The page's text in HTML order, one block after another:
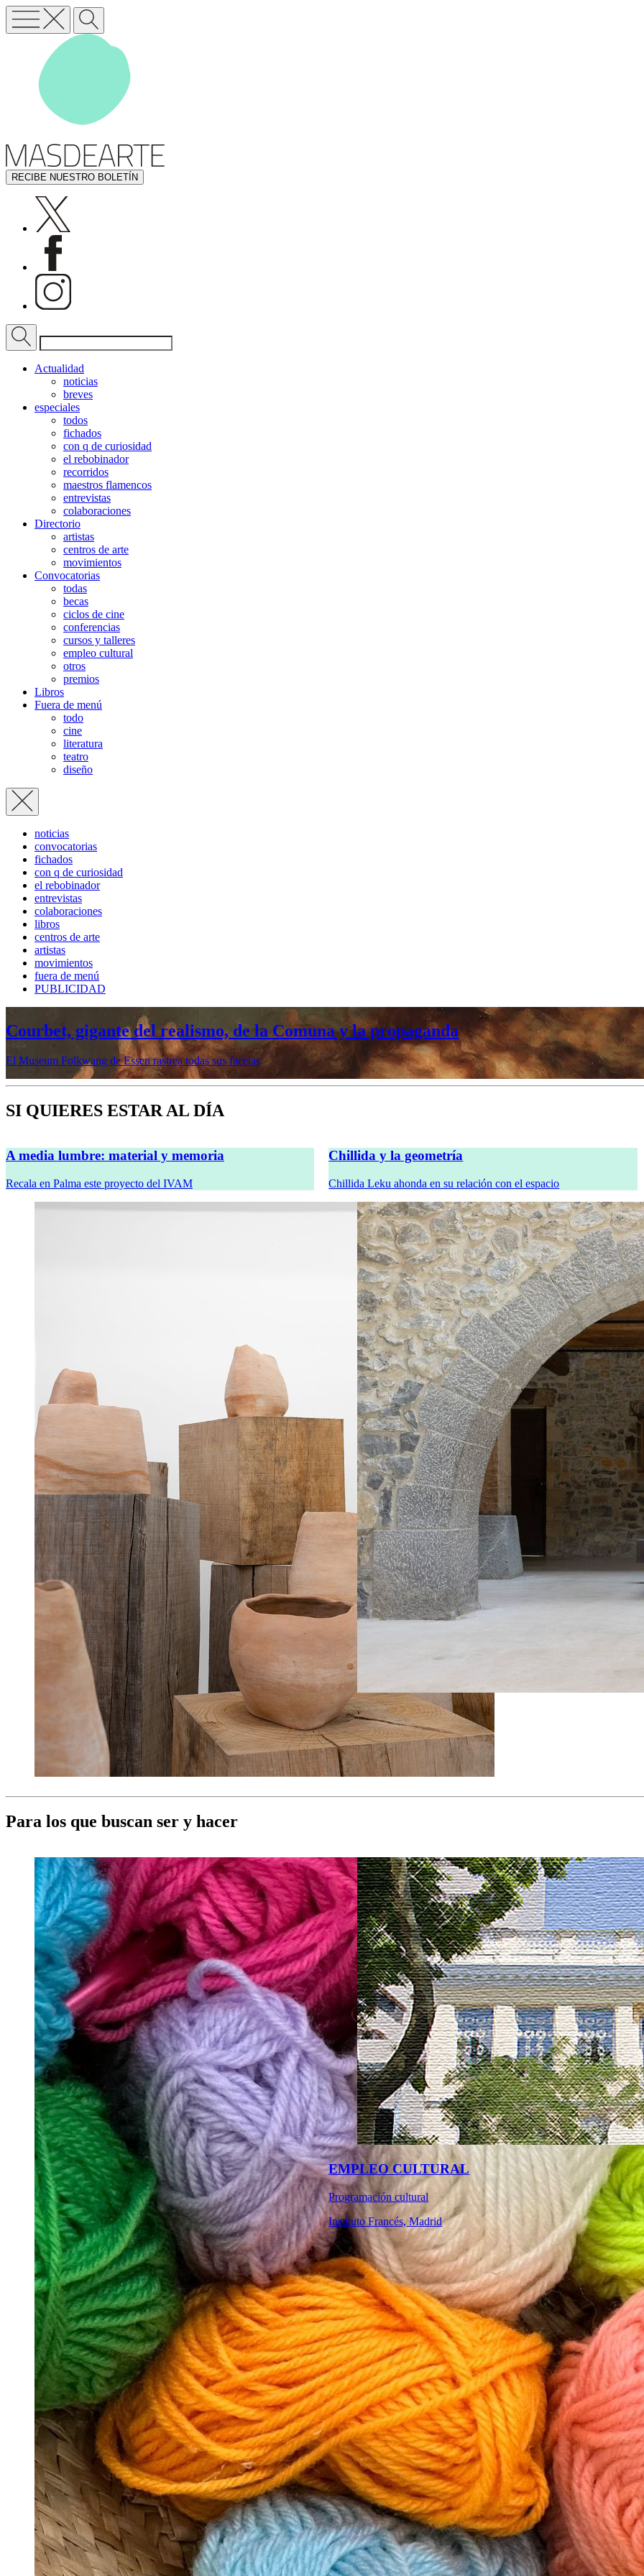
RECIBE NUESTRO BOLETÍN
Actualidad
noticias
breves
especiales
todos
fichados
con q de curiosidad
el rebobinador
recorridos
maestros flamencos
entrevistas
colaboraciones
Directorio
artistas
centros de arte
movimientos
Convocatorias
todas
becas
ciclos de cine
conferencias
cursos y talleres
empleo cultural
otros
premios
Libros
Fuera de menú
todo
cine
literatura
teatro
diseño
noticias
convocatorias
fichados
con q de curiosidad
el rebobinador
entrevistas
colaboraciones
libros
centros de arte
artistas
movimientos
fuera de menú
PUBLICIDAD
Courbet, gigante del realismo, de la Comuna y la propaganda
El Museum Folkwang de Essen rastrea todas sus facetas
SI QUIERES ESTAR AL DÍA
A media lumbre: material y memoria
Recala en Palma este proyecto del IVAM
Chillida y la geometría
Chillida Leku ahonda en su relación con el espacio
Para los que buscan ser y hacer
EMPLEO CULTURAL
Programación cultural
Instituto Francés, Madrid